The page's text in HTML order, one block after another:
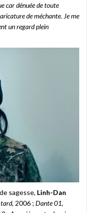
car dénuée de toute
de méchante. Je me
un regard plein
sagesse, Linh-Dan
tard, 2006 ; Dante 01,